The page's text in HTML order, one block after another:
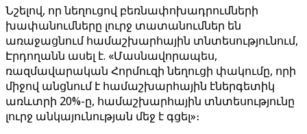
Նշելով, որ նեղուցով բեռնափոխադրումների
խափանումները լուրջ տատանումներ են
առաջացնում համաշխարհային տնտեսությունում,
Էրդողանն ասել է. «Մասնավորապես,
ռազմավարական Հորմուզի նեղուցի փակումը, որի
միջով անցնում է համաշխարհային էներգետիկ
առևտրի 20%-ը, համաշխարհային տնտեսությունը
լուրջ անկայունության մեջ է գցել»։